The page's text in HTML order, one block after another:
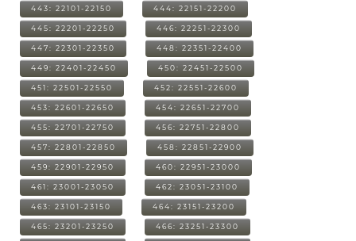
443: 22101-22150 444: 22151-22200
445: 22201-22250 446: 22251-22300
447: 22301-22350 448: 22351-22400
449: 22401-22450 450: 22451-22500
451: 22501-22550 452: 22551-22600
453: 22601-22650 454: 22651-22700
455: 22701-22750 456: 22751-22800
457: 22801-22850 458: 22851-22900
459: 22901-22950 460: 22951-23000
461: 23001-23050 462: 23051-23100
463: 23101-23150 464: 23151-23200
465: 23201-23250 466: 23251-23300